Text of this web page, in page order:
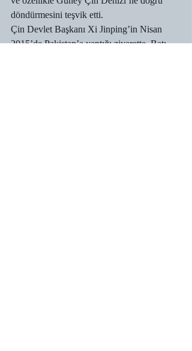
döndürmesini teşvik etti.
Çin Devlet Başkanı Xi Jinping’in Nisan
2015’de Pakistan’a yaptığı ziyarette, Batı